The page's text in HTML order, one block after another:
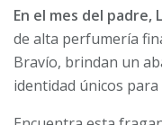
En el mes del padre,
de alta perfumería
Bravío, brindan un
identidad únicos